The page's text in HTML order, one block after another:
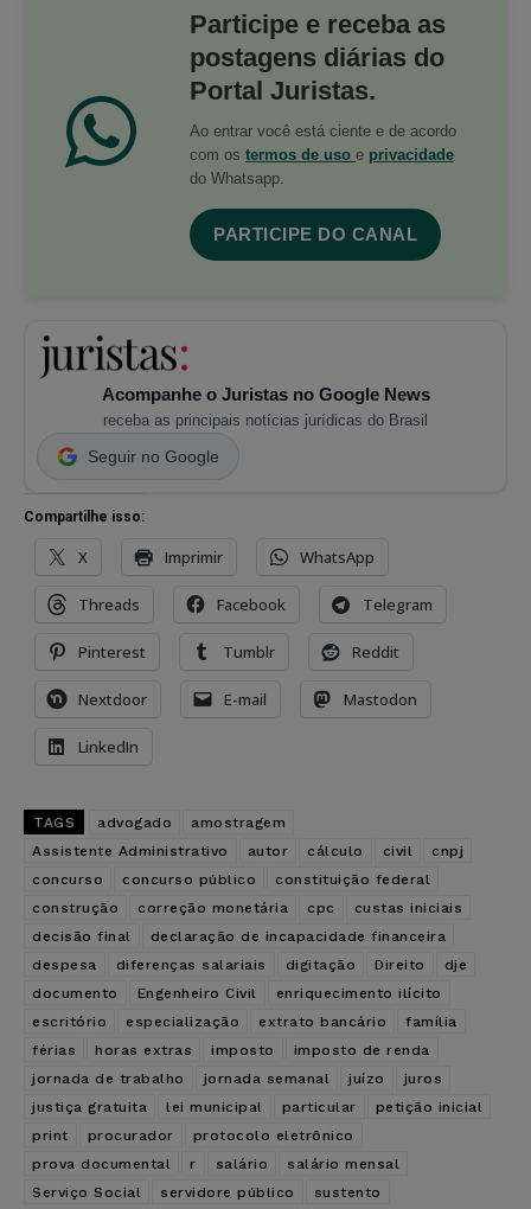
Participe e receba as
postagens diárias do
Portal Juristas.
Ao entrar você está ciente e de acordo
com os termos de uso e privacidade
do Whatsapp.
PARTICIPE DO CANAL
Acompanhe o Juristas no Google News
receba as principais notícias jurídicas do Brasil
Seguir no Google
Compartilhe isso:
X Imprimir WhatsApp
Threads Facebook Telegram
Pinterest Tumblr Reddit
Nextdoor E-mail Mastodon
LinkedIn
TAGS advogado
amostragem
Assistente Administrativo
autor cálculo civil
cnpj
concurso
concurso público
constituição federal
construção
correção monetária cpc
custas iniciais
decisão final
declaração de incapacidade financeira
despesa
diferenças salariais digitação Direito
dje
documento
Engenheiro Civil
enriquecimento ilícito
escritório
especialização extrato bancário
família
férias
horas extras imposto
imposto de renda
jornada de trabalho
jornada semanal juízo
juros
justiça gratuita
lei municipal particular
petição inicial
print
procurador
protocolo eletrônico
prova documental
r salário
salário mensal
Serviço Social
servidore público sustento